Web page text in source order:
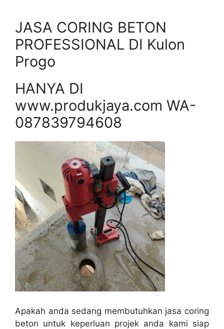
JASA CORING BETON
PROFESSIONAL DI Kulon
Progo
HANYA DI
www.produkjaya.com WA-
087839794608
Apakah anda sedang membutuhkan jasa coring
beton untuk keperluan projek anda kami siap